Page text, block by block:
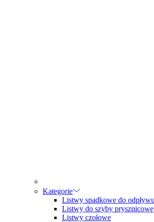
Kategorie
Listwy spadkowe do
Listwy do szyby
Listwy czołowe